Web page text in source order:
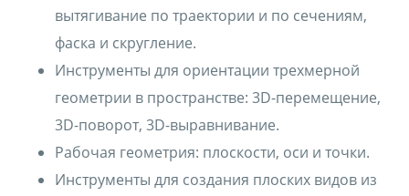
вытягивание по траектории и по сечениям,
фаска и скругление.
Инструменты для ориентации трехмерной
геометрии в пространстве: 3D-перемещение,
3D-поворот, 3D-выравнивание.
Рабочая геометрия: плоскости, оси и точки.
Инструменты для создания плоских видов из